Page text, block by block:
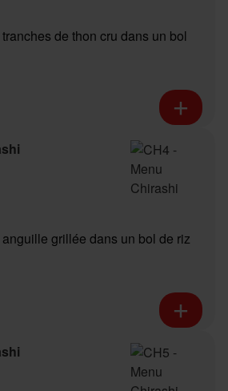
de thon cru dans un bol
grillée dans un bol de riz